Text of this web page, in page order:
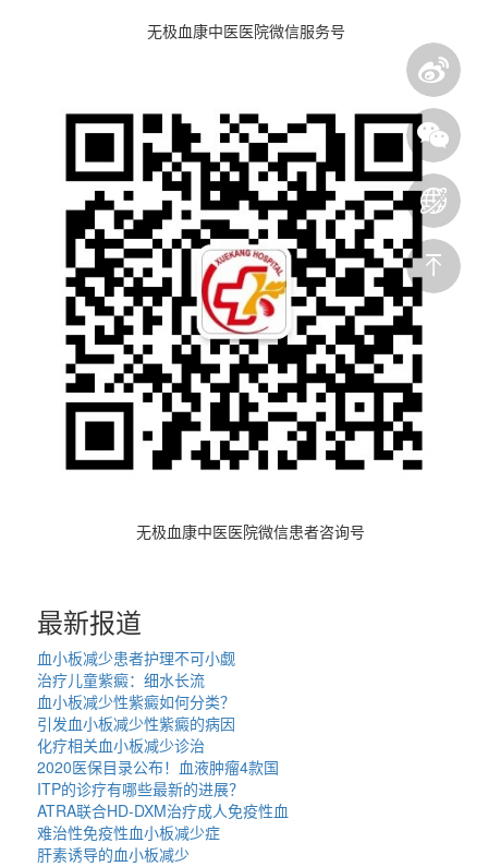
无极血康中医医院微信服务号
无极血康中医医院微信患者咨询号
最新报道
血小板减少患者护理不可小觑
治疗儿童紫癜：细水长流
血小板减少性紫癜如何分类？
引发血小板减少性紫癜的病因
化疗相关血小板减少诊治
2020医保目录公布！血液肿瘤4款国
ITP的诊疗有哪些最新的进展？
ATRA联合HD-DXM治疗成人免疫性血
难治性免疫性血小板减少症
肝素诱导的血小板减少